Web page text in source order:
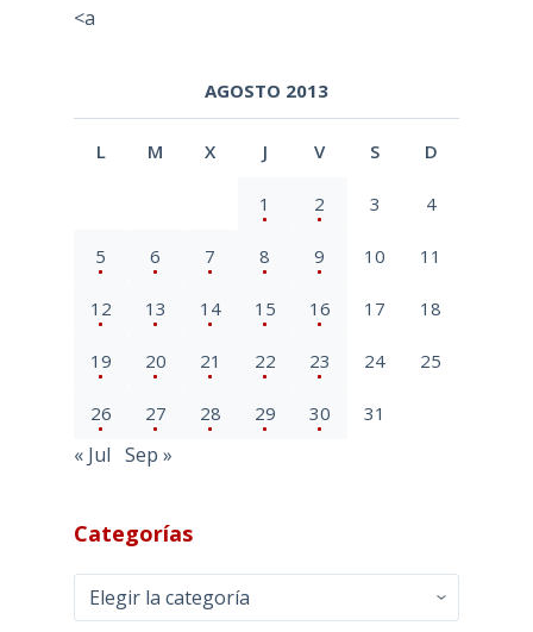
<a
AGOSTO 2013
L M X J V S D
1 2 3 4
5 6 7 8 9 10 11
12 13 14 15 16 17 18
19 20 21 22 23 24 25
26 27 28 29 30 31
« Jul Sep »
Categorías
Categorías